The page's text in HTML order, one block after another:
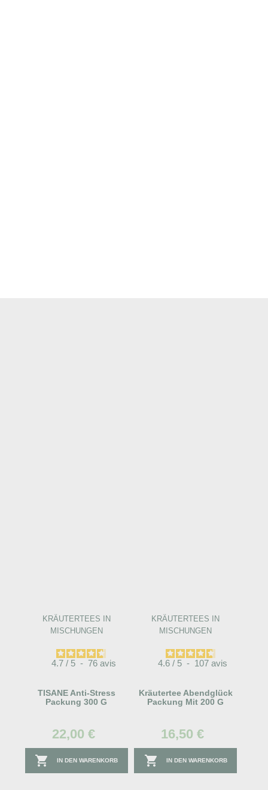
KRÄUTERTEES IN
MISCHUNGEN
4.7 / 5 - 76 avis
TISANE Anti-Stress
Packung 300 G
22,00 €
 IN DEN WARENKORB
KRÄUTERTEES IN
MISCHUNGEN
4.6 / 5 - 107 avis
Kräutertee Abendglück
Packung Mit 200 G
16,50 €
 IN DEN WARENKORB